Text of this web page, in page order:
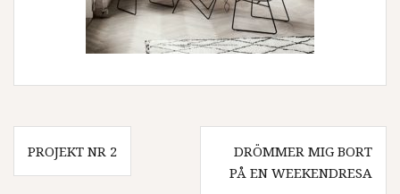
Post
navigation
PROJEKT NR 2
DRÖMMER MIG BORT
PÅ EN WEEKENDRESA